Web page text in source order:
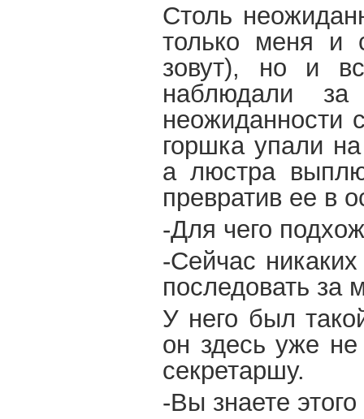
Столь
только меня и
зовут), но и
наблюдали
неожиданности
горшка упали
а люстра
превратив ее в
-Для чего
-Сейчас
последовать за
У него был
он здесь уже
секретаршу.
-Вы знаете